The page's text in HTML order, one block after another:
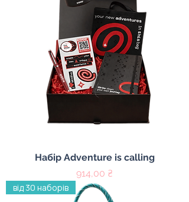
Набір Adventure is calling
Цена
914,00 ₴
від 30 наборів